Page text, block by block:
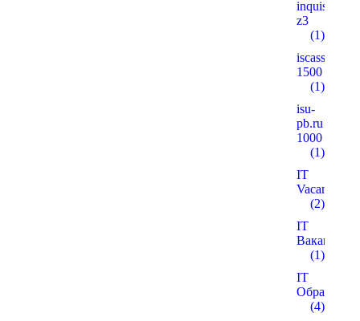
z3
(1)
iscass.org
1500
(1)
isu-
pb.ru
1000
(1)
IT
Vacancies
(2)
IT
Вакансії
(1)
IT
(4)